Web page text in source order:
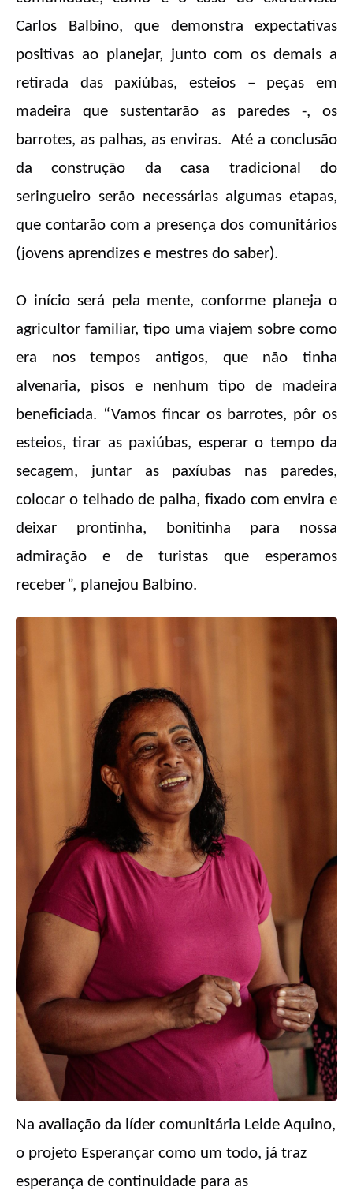
Carlos Balbino, que demonstra expectativas
positivas ao planejar, junto com os demais a
retirada das paxiúbas, esteios – peças em
madeira que sustentarão as paredes -, os
barrotes, as palhas, as enviras. Até a conclusão
da construção da casa tradicional do
seringueiro serão necessárias algumas etapas,
que contarão com a presença dos comunitários
(jovens aprendizes e mestres do saber).
O início será pela mente, conforme planeja o
agricultor familiar, tipo uma viajem sobre como
era nos tempos antigos, que não tinha
alvenaria, pisos e nenhum tipo de madeira
beneficiada. “Vamos fincar os barrotes, pôr os
esteios, tirar as paxiúbas, esperar o tempo da
secagem, juntar as paxíubas nas paredes,
colocar o telhado de palha, fixado com envira e
deixar prontinha, bonitinha para nossa
admiração e de turistas que esperamos
receber”, planejou Balbino.
Na avaliação da líder comunitária Leide Aquino,
o projeto Esperançar como um todo, já traz
esperança de continuidade para as